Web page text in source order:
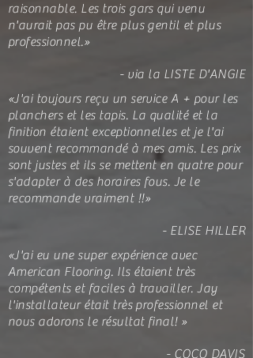
raisonnable. Les trois gars qui venu
n'aurait pas pu être plus gentil et plus
professionnel.»
- via la LISTE D'ANGIE
«J'ai toujours reçu un service A + pour les
planchers et les tapis. La qualité et la
finition étaient exceptionnelles et je l'ai
souvent recommandé à mes amis. Les prix
sont justes et ils se mettent en quatre pour
s'adapter à des horaires fous. Je le
recommande vraiment !!»
- ELISE HILLER
«J'ai eu une super expérience avec
American Flooring. Ils étaient très
compétents et faciles à travailler. Jay
l'installateur était très professionnel et
nous adorons le résultat final! »
- COCO DAVIS